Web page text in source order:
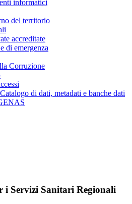
informatici
del territorio
accreditate
di emergenza
Corruzione
di dati, metadati e banche dati
i Servizi Sanitari Regionali